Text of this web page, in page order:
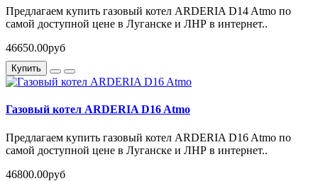
Предлагаем купить газовый котел ARDERIA D14 Atmo по
самой доступной цене в Луганске и ЛНР в интернет..
46650.00руб
Купить
Газовый котел ARDERIA D16 Atmo
Предлагаем купить газовый котел ARDERIA D16 Atmo по
самой доступной цене в Луганске и ЛНР в интернет..
46800.00руб